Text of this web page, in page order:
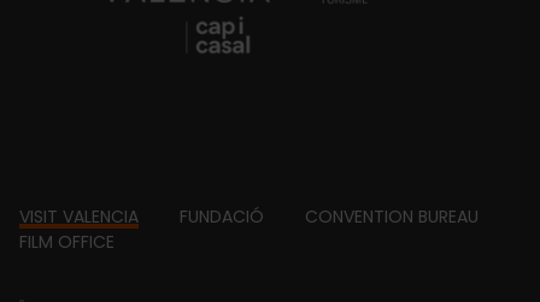
Footer
VISIT VALENCIA FUNDACIÓ
CONVENTION BUREAU
FILM OFFICE